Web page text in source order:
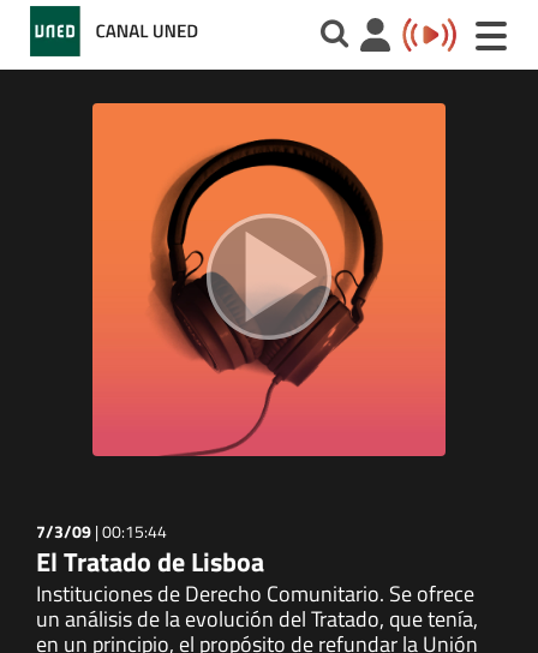
Toggle
7/3/09|00:15:44
El Tratado de Lisboa
Instituciones de Derecho Comunitario. Se ofrece
un análisis de la evolución del Tratado, que tenía,
en un principio, el propósito de refundar la Unión